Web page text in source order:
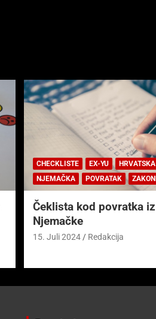
CHECKLISTE EX-YU
HRVATSKA
NJEMAČKA
POVRATAK ZAKONI
Čeklista kod povratka iz
Njemačke
15. Juli 2024 Redakcija